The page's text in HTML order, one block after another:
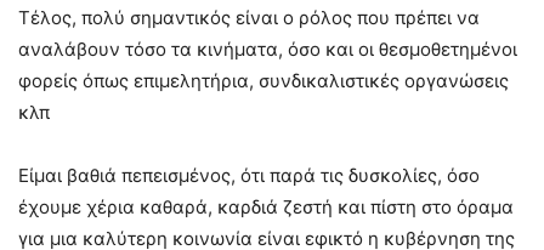
Τέλος, πολύ σημαντικός είναι ο ρόλος που πρέπει να
αναλάβουν τόσο τα κινήματα, όσο και οι θεσμοθετημένοι
φορείς όπως επιμελητήρια, συνδικαλιστικές οργανώσεις
κλπ
Είμαι βαθιά πεπεισμένος, ότι παρά τις δυσκολίες, όσο
έχουμε χέρια καθαρά, καρδιά ζεστή και πίστη στο όραμα
για μια καλύτερη κοινωνία είναι εφικτό η κυβέρνηση της